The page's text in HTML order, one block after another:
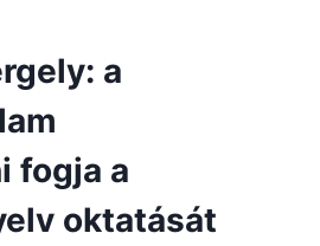
a
fogja a
oktatását